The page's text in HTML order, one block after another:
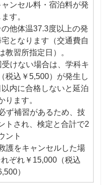
ンセル料・宿泊料が発
す。
他体温37.3度以上の発
となります（交通費自
教習所指定日）。
けない場合は、学科キ
税込￥5,500）が発生し
内に合格しないと延泊
ります。
ず補習があるため、技
トされ、検定と合計で2
ント
護をキャンセルした場
ぞれ￥15,000（税込
）